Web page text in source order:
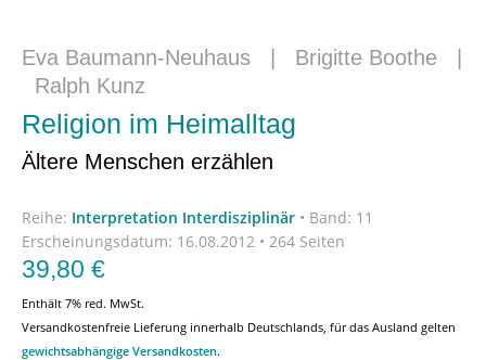
Eva Baumann-Neuhaus | Brigitte Boothe |
Ralph Kunz
Religion im Heimalltag
Ältere Menschen erzählen
Reihe: Interpretation Interdisziplinär • Band: 11
Erscheinungsdatum: 16.08.2012 • 264 Seiten
39,80 €
Enthält 7% red. MwSt.
Versandkostenfreie Lieferung innerhalb Deutschlands, für das Ausland gelten
gewichtsabhängige Versandkosten.